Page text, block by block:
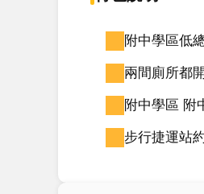
附中學區低
兩間廁所都
附中學區 附
步行捷運站